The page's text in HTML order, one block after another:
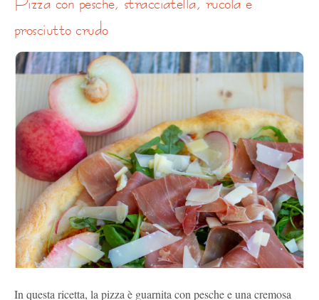
prosciutto crudo
In questa ricetta, la pizza è guarnita con pesche e una cremosa